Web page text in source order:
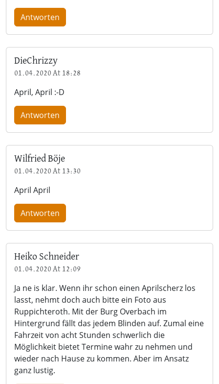
Antworten
DieChrizzy
01.04.2020 At 18:28
April, April :-D
Antworten
Wilfried Böje
01.04.2020 At 13:30
April April
Antworten
Heiko Schneider
01.04.2020 At 12:09
Ja ne is klar. Wenn ihr schon einen Aprilscherz los
lasst, nehmt doch auch bitte ein Foto aus
Ruppichteroth. Mit der Burg Overbach im
Hintergrund fällt das jedem Blinden auf. Zumal eine
Fahrzeit von acht Stunden schwerlich die
Möglichkeit bietet Termine wahr zu nehmen und
wieder nach Hause zu kommen. Aber im Ansatz
ganz lustig.